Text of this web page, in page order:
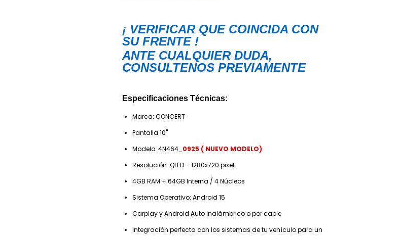
¡ VERIFICAR QUE COINCIDA CON
SU FRENTE !
ANTE CUALQUIER DUDA,
CONSULTENOS PREVIAMENTE
Especificaciones Técnicas:
Marca: CONCERT
Pantalla 10"
Modelo: 4N464_ 0925 ( NUEVO MODELO)
Resolución: QLED – 1280x720 pixel
4GB RAM + 64GB Interna / 4 Núcleos
Sistema Operativo: Android 15
Carplay y Android Auto inalámbrico o por cable
Integración perfecta con los sistemas de tu vehículo para un